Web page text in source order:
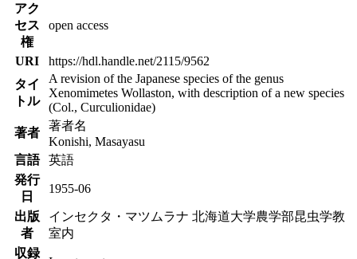
アク
セス
権
open access
URI
https://hdl.handle.net/2115/9562
タイ
トル
A revision of the Japanese species of the genus
Xenomimetes Wollaston, with description of a new species
(Col., Curculionidae)
著者
著者名
Konishi, Masayasu
言語
英語
発行
日
1955-06
出版
者
インセクタ・マツムラナ 北海道大学農学部昆虫学教
室内
収録